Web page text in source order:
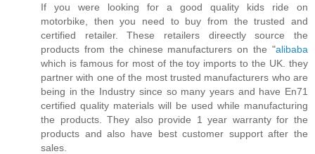
If you were looking for a good quality kids ride on
motorbike, then you need to buy from the trusted and
certified retailer. These retailers direectly source the
products from the chinese manufacturers on the "alibaba
which is famous for most of the toy imports to the UK. they
partner with one of the most trusted manufacturers who are
being in the Industry since so many years and have En71
certified quality materials will be used while manufacturing
the products. They also provide 1 year warranty for the
products and also have best customer support after the
sales.